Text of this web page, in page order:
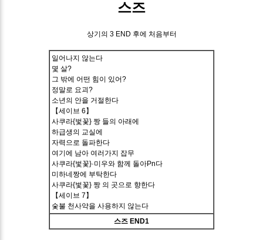
스즈
상기의 3 END 후에 처음부터
일어나지 않는다
몇 살?
그 밖에 어떤 힘이 있어?
정말로 요괴?
소년의 안을 거절한다
【세이브 6】
사쿠라{벛꽃} 짱 들의 아래에
하급생의 교실에
자력으로 돌파한다
여기에 남아 여러가지 잡무
사쿠라{벛꽃}·미우와 함께 돌아Pn다
미하네짱에 부탁한다
사쿠라{벛꽃} 짱 의 곳으로 향한다
【세이브 7】
숯불 천사약을 사용하지 않는다
스즈 END1